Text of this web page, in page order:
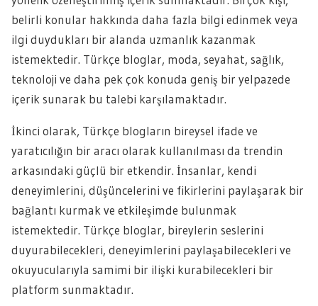
belirli konular hakkında daha fazla bilgi edinmek veya
ilgi duydukları bir alanda uzmanlık kazanmak
istemektedir. Türkçe bloglar, moda, seyahat, sağlık,
teknoloji ve daha pek çok konuda geniş bir yelpazede
içerik sunarak bu talebi karşılamaktadır.
İkinci olarak, Türkçe blogların bireysel ifade ve
yaratıcılığın bir aracı olarak kullanılması da trendin
arkasındaki güçlü bir etkendir. İnsanlar, kendi
deneyimlerini, düşüncelerini ve fikirlerini paylaşarak bir
bağlantı kurmak ve etkileşimde bulunmak
istemektedir. Türkçe bloglar, bireylerin seslerini
duyurabilecekleri, deneyimlerini paylaşabilecekleri ve
okuyucularıyla samimi bir ilişki kurabilecekleri bir
platform sunmaktadır.